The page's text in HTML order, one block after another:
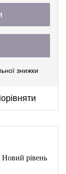
знижки
рівень